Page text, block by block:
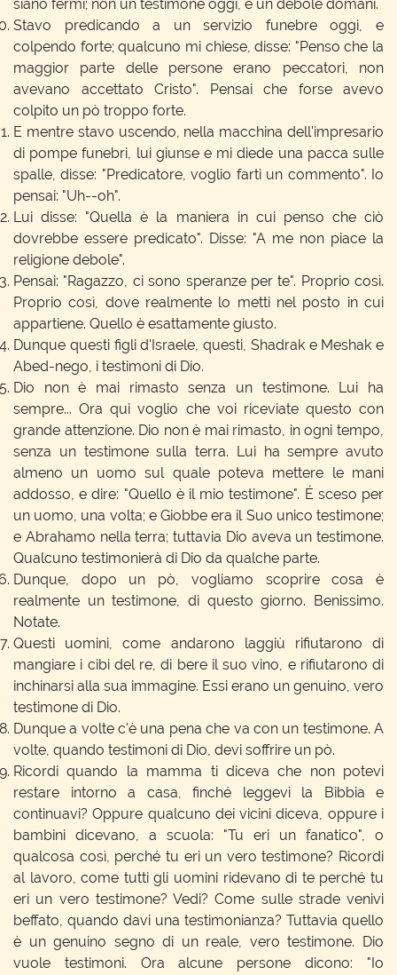
siano fermi; non un testimone oggi, e un debole domani.
Stavo predicando a un servizio funebre oggi, e
colpendo forte; qualcuno mi chiese, disse: "Penso che la
maggior parte delle persone erano peccatori, non
avevano accettato Cristo". Pensai che forse avevo
colpito un pò troppo forte.
E mentre stavo uscendo, nella macchina dell'impresario
di pompe funebri, lui giunse e mi diede una pacca sulle
spalle, disse: "Predicatore, voglio farti un commento". Io
pensai: "Uh--oh".
Lui disse: "Quella è la maniera in cui penso che ciò
dovrebbe essere predicato". Disse: "A me non piace la
religione debole".
Pensai: "Ragazzo, ci sono speranze per te". Proprio così.
Proprio così, dove realmente lo metti nel posto in cui
appartiene. Quello è esattamente giusto.
Dunque questi figli d'Israele, questi, Shadrak e Meshak e
Abed-nego, i testimoni di Dio.
Dio non è mai rimasto senza un testimone. Lui ha
sempre... Ora qui voglio che voi riceviate questo con
grande attenzione. Dio non è mai rimasto, in ogni tempo,
senza un testimone sulla terra. Lui ha sempre avuto
almeno un uomo sul quale poteva mettere le mani
addosso, e dire: "Quello è il mio testimone". É sceso per
un uomo, una volta; e Giobbe era il Suo unico testimone;
e Abrahamo nella terra; tuttavia Dio aveva un testimone.
Qualcuno testimonierà di Dio da qualche parte.
Dunque, dopo un pò, vogliamo scoprire cosa è
realmente un testimone, di questo giorno. Benissimo.
Notate.
Questi uomini, come andarono laggiù rifiutarono di
mangiare i cibi del re, di bere il suo vino, e rifiutarono di
inchinarsi alla sua immagine. Essi erano un genuino, vero
testimone di Dio.
Dunque a volte c'è una pena che va con un testimone. A
volte, quando testimoni di Dio, devi soffrire un pò.
Ricordi quando la mamma ti diceva che non potevi
restare intorno a casa, finché leggevi la Bibbia e
continuavi? Oppure qualcuno dei vicini diceva, oppure i
bambini dicevano, a scuola: "Tu eri un fanatico", o
qualcosa così, perché tu eri un vero testimone? Ricordi
al lavoro, come tutti gli uomini ridevano di te perché tu
eri un vero testimone? Vedi? Come sulle strade venivi
beffato, quando davi una testimonianza? Tuttavia quello
è un genuino segno di un reale, vero testimone. Dio
vuole testimoni. Ora alcune persone dicono: "Io